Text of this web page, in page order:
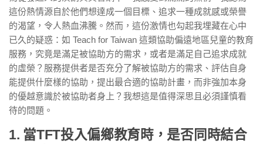
這份熱情源自於他們想達成一個目標、追求一種成就感或榮譽
的渴望，令人熱血沸騰。然而，這份激情也勾起我埋藏在心中
已久的疑惑：如 Teach for Taiwan 這類協助偏遠地區兒童的教育
服務，究竟是滿足被協助方的需求，或者是滿足自己追求成就
的虛榮？服務提供者是否充分了解被協助方的需求、評估自身
能提供什麼樣的協助，提出最合適的協助計畫，而非強加本身
的優越意識於被協助者身上？我想這是值得深思且必須謹慎看
待的問題。
1. 當TFT投入偏鄉教育時，是否同時結合